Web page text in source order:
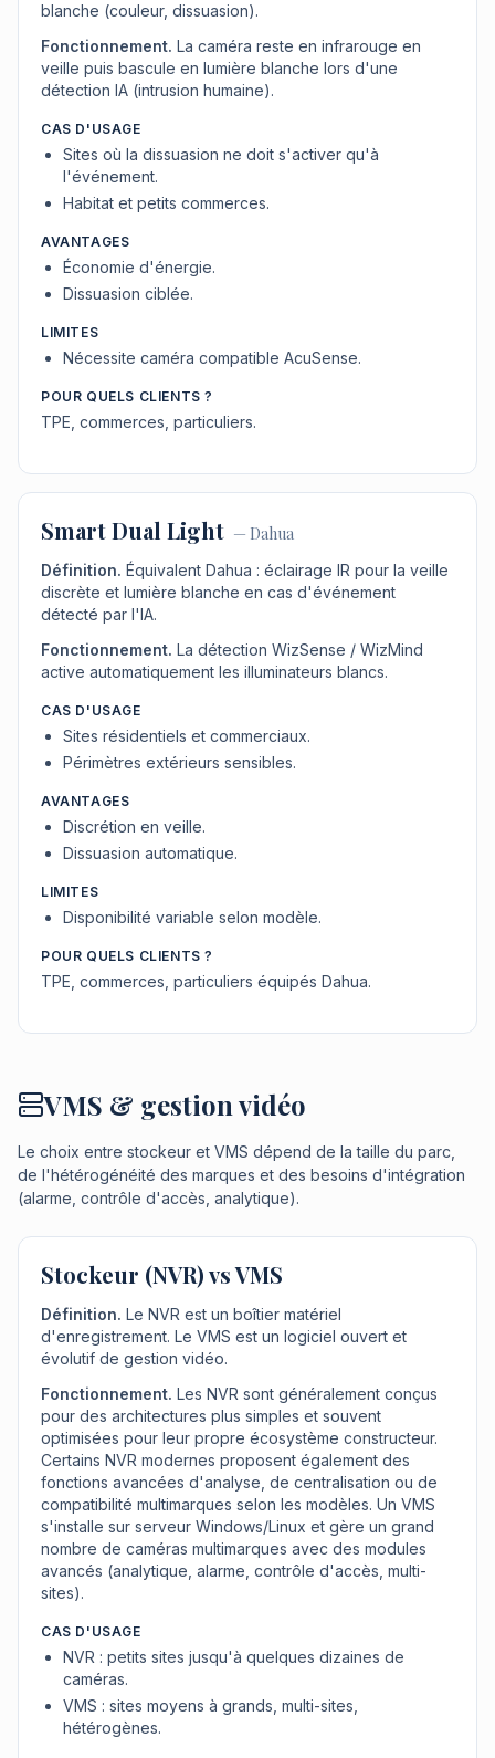
blanche (couleur, dissuasion).
Fonctionnement. La caméra reste en infrarouge en
veille puis bascule en lumière blanche lors d'une
détection IA (intrusion humaine).
CAS D'USAGE
Sites où la dissuasion ne doit s'activer qu'à
l'événement.
Habitat et petits commerces.
AVANTAGES
Économie d'énergie.
Dissuasion ciblée.
LIMITES
Nécessite caméra compatible AcuSense.
POUR QUELS CLIENTS ?
TPE, commerces, particuliers.
Smart Dual Light — Dahua
Définition. Équivalent Dahua : éclairage IR pour la veille
discrète et lumière blanche en cas d'événement
détecté par l'IA.
Fonctionnement. La détection WizSense / WizMind
active automatiquement les illuminateurs blancs.
CAS D'USAGE
Sites résidentiels et commerciaux.
Périmètres extérieurs sensibles.
AVANTAGES
Discrétion en veille.
Dissuasion automatique.
LIMITES
Disponibilité variable selon modèle.
POUR QUELS CLIENTS ?
TPE, commerces, particuliers équipés Dahua.
VMS & gestion vidéo
Le choix entre stockeur et VMS dépend de la taille du parc,
de l'hétérogénéité des marques et des besoins d'intégration
(alarme, contrôle d'accès, analytique).
Stockeur (NVR) vs VMS
Définition. Le NVR est un boîtier matériel
d'enregistrement. Le VMS est un logiciel ouvert et
évolutif de gestion vidéo.
Fonctionnement. Les NVR sont généralement conçus
pour des architectures plus simples et souvent
optimisées pour leur propre écosystème constructeur.
Certains NVR modernes proposent également des
fonctions avancées d'analyse, de centralisation ou de
compatibilité multimarques selon les modèles. Un VMS
s'installe sur serveur Windows/Linux et gère un grand
nombre de caméras multimarques avec des modules
avancés (analytique, alarme, contrôle d'accès, multi-
sites).
CAS D'USAGE
NVR : petits sites jusqu'à quelques dizaines de
caméras.
VMS : sites moyens à grands, multi-sites,
hétérogènes.